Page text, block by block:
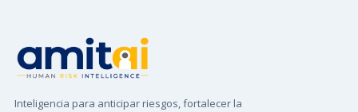
Inteligencia para anticipar riesgos, fortalecer la